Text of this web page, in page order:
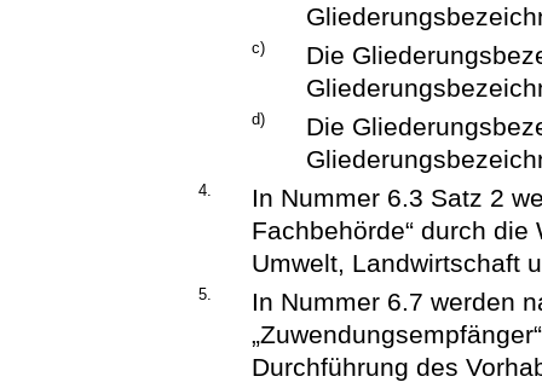
c)
Die
d)
Die
4.
In Nummer 6.3 Satz 2
Fachbehörde“ durch
Umwelt, Landwirtschaft
5.
In Nummer 6.7 werden
Durchführung des